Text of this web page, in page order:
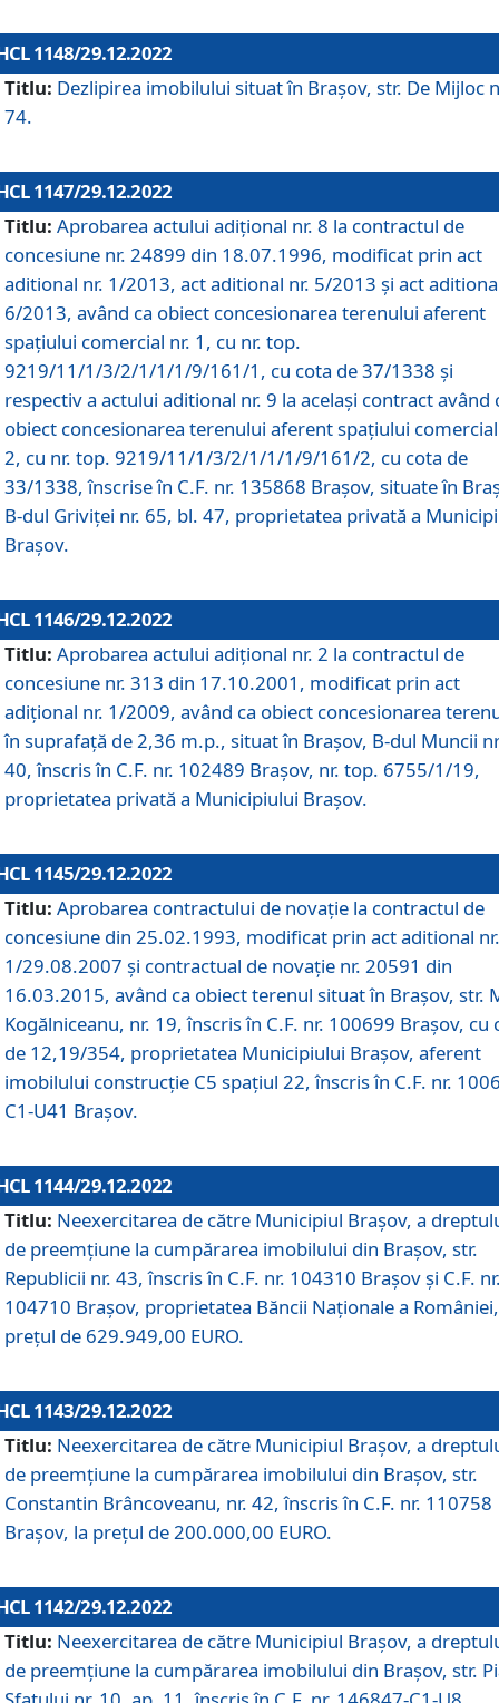
1148/29.12.2022
Titlu: Dezlipirea imobilului situat în Brașov, str. De Mijloc
74.
1147/29.12.2022
Titlu: Aprobarea actului adițional nr. 8 la contractul de
concesiune nr. 24899 din 18.07.1996, modificat prin act
aditional nr. 1/2013, act aditional nr. 5/2013 și act
6/2013, având ca obiect concesionarea terenului aferent
spațiului comercial nr. 1, cu nr. top.
9219/11/1/3/2/1/1/1/9/161/1, cu cota de 37/1338 și
respectiv a actului aditional nr. 9 la același contract având
obiect concesionarea terenului aferent spațiului
2, cu nr. top. 9219/11/1/3/2/1/1/1/9/161/2, cu cota de
33/1338, înscrise în C.F. nr. 135868 Brașov, situate în
B-dul Griviței nr. 65, bl. 47, proprietatea privată a
Brașov.
1146/29.12.2022
Titlu: Aprobarea actului adițional nr. 2 la contractul de
concesiune nr. 313 din 17.10.2001, modificat prin act
adițional nr. 1/2009, având ca obiect concesionarea
în suprafață de 2,36 m.p., situat în Brașov, B-dul Muncii
40, înscris în C.F. nr. 102489 Brașov, nr. top. 6755/1/19,
proprietatea privată a Municipiului Brașov.
1145/29.12.2022
Titlu: Aprobarea contractului de novație la contractul de
concesiune din 25.02.1993, modificat prin act aditional nr.
1/29.08.2007 și contractual de novație nr. 20591 din
16.03.2015, având ca obiect terenul situat în Brașov, str.
Kogălniceanu, nr. 19, înscris în C.F. nr. 100699 Brașov, cu
de 12,19/354, proprietatea Municipiului Brașov, aferent
imobilului construcție C5 spațiul 22, înscris în C.F. nr.
C1-U41 Brașov.
1144/29.12.2022
Titlu: Neexercitarea de către Municipiul Brașov, a
de preemțiune la cumpărarea imobilului din Brașov, str.
Republicii nr. 43, înscris în C.F. nr. 104310 Brașov și C.F.
104710 Brașov, proprietatea Băncii Naționale a
prețul de 629.949,00 EURO.
1143/29.12.2022
Titlu: Neexercitarea de către Municipiul Brașov, a
de preemțiune la cumpărarea imobilului din Brașov, str.
Constantin Brâncoveanu, nr. 42, înscris în C.F. nr. 110758
Brașov, la prețul de 200.000,00 EURO.
1142/29.12.2022
Titlu: Neexercitarea de către Municipiul Brașov, a
de preemțiune la cumpărarea imobilului din Brașov, str.